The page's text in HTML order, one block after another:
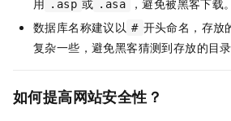
用
.asp 或 .asa
，避免被黑客下载。
数据库名称建议以 # 开头命名，存放
复杂一些，避免黑客猜测到存放的目录
如何提高网站安全性？